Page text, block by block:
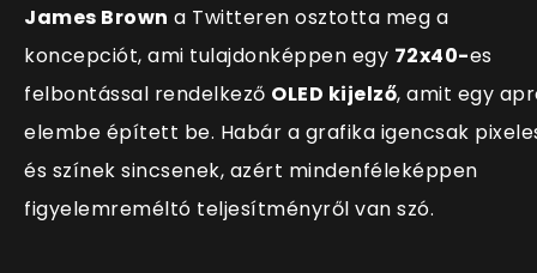
James Brown a Twitteren osztotta meg a
koncepciót, ami tulajdonképpen egy 72x40-es
felbontással rendelkező OLED kijelző, amit egy
elembe épített be. Habár a grafika igencsak
és színek sincsenek, azért mindenféleképpen
figyelemreméltó teljesítményről van szó.